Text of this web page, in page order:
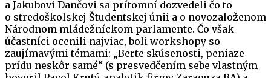
a Jakubovi Dančovi sa prítomní dozvedeli čo to
o stredoškolskej Študentskej únii a o novozaloženom
Národnom mládežníckom parlamente. Čo však
účastníci ocenili najviac, boli workshopy so
zaujímavými témami: „Berte skúsenosti, peniaze
prídu neskôr samé“ (s presvedčením sebe vlastným